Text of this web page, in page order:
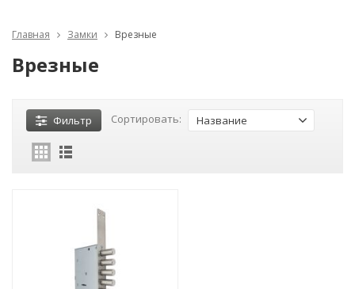
Главная Замки Врезные
Врезные
Фильтр Сортировать: Название